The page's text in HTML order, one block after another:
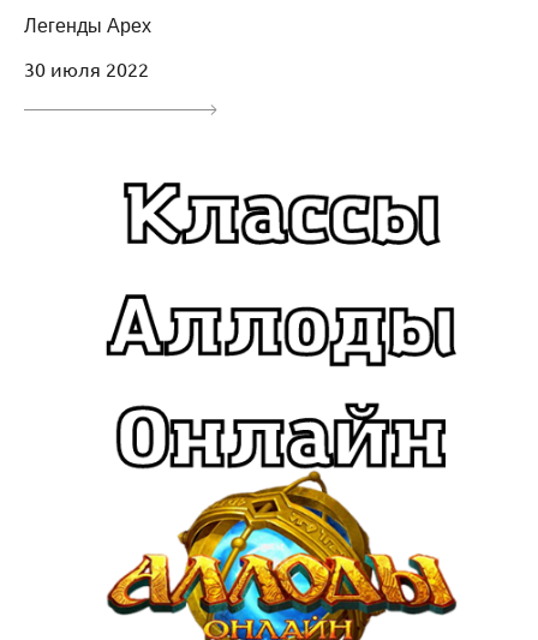
Легенды Apex
30 июля 2022